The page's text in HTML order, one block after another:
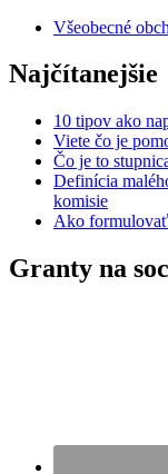
Všeobecné
Najčítanejšie
10 tipov ako
Viete čo je
Čo je to
Definícia
komisie
Ako
Granty na